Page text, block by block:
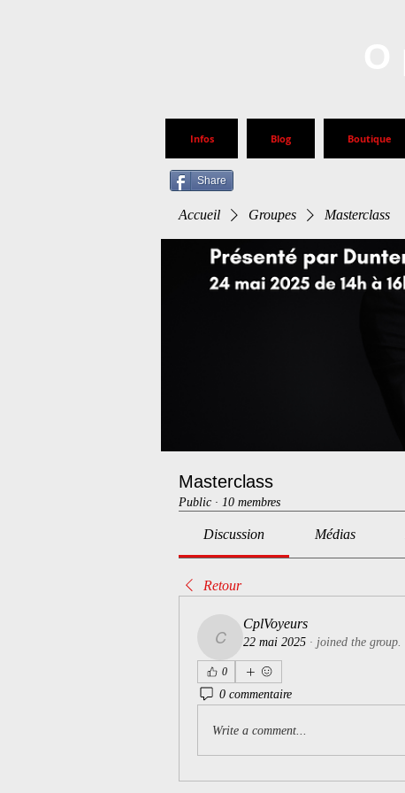
Infos Blog Boutique
Share
Accueil Groupes Masterclass
Masterclass
Public · 10 membres
Discussion Médias
Retour
CplVoyeurs
CplVoyeurs
22 mai 2025 · joined the group.
0
0 commentaire
Write a comment...